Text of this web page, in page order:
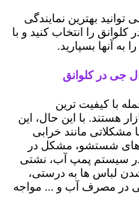
بهترین نمایندگی
را انتخاب کنید و با
به آنها بسپارید.
جی در کلوانق
با کیفیت ترین
هستند. با این حال، این
مانند خرابی
های شستشو، مشکل در
سیستم پمپ آب، نشتی
لباس ها به درستی،
در مصرف آب و ... مواجه